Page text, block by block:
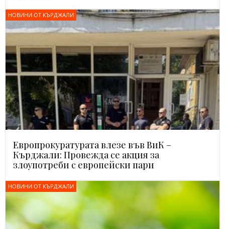
НОВИНИ ОТ КЪРДЖАЛИ
Европрокуратурата влезе във ВиК –
Кърджали: Провежда се акция за
злоупотреби с европейски пари
НОВИНИ ОТ КЪРДЖАЛИ